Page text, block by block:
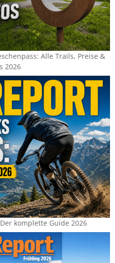
Alle Trails, Preise &
2026
komplette Guide 2026